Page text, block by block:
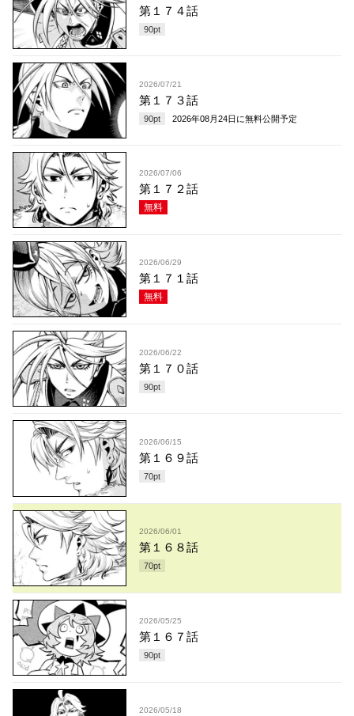
第１７４話
90pt
2026/07/21
第１７３話
90pt 2026年08月24日 に無料公開予定
2026/07/06
第１７２話
無料
2026/06/29
第１７１話
無料
2026/06/22
第１７０話
90pt
2026/06/15
第１６９話
70pt
2026/06/01
第１６８話
70pt
2026/05/25
第１６７話
90pt
2026/05/18